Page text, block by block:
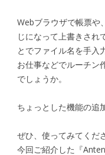
Webブラウザで帳票や
じになって上書きされ
とでファイル名を手入
お仕事などでルーチン
でしょうか。
ちょっとした機能の追
ぜひ、使ってみてくだ
今回ご紹介した『